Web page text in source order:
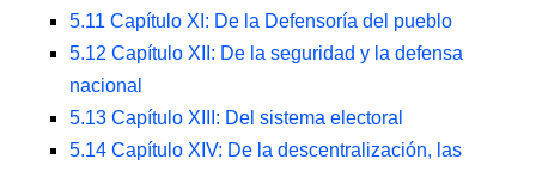
5.11 Capítulo XI: De la Defensoría del pueblo
5.12 Capítulo XII: De la seguridad y la defensa
nacional
5.13 Capítulo XIII: Del sistema electoral
5.14 Capítulo XIV: De la descentralización, las